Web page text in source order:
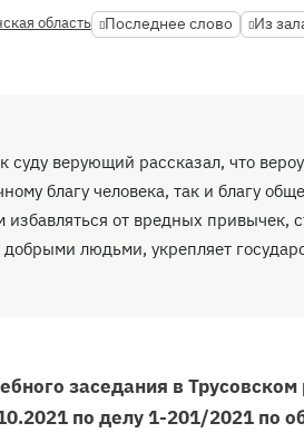
область Последнее слово Из
суду верующий рассказал, что
благу человека, так и благу
избавляться от вредных привычек,
людьми, укрепляет
заседания в Трусовском
по делу 1-201/2021 по